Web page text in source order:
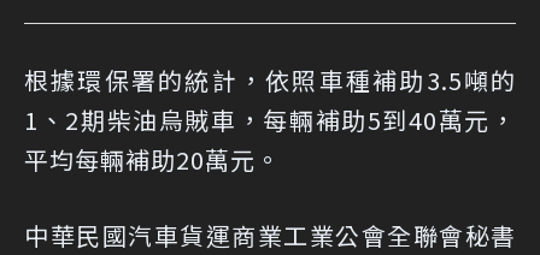
根據環保署的統計，依照車種補助3.5噸的
1、2期柴油烏賊車，每輛補助5到40萬元，
平均每輛補助20萬元。
中華民國汽車貨運商業工業公會全聯會秘書